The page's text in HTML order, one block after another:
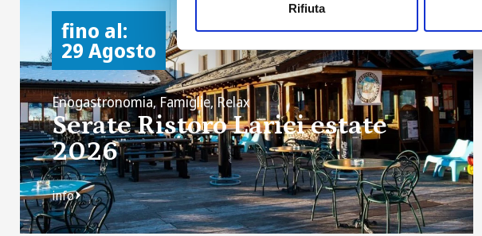
Rifiuta
fino al:
29 Agosto
Enogastronomia, Famiglie, Relax
Serate Ristoro Larici estate
2026
info